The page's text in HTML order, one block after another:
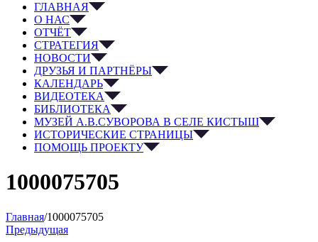
ГЛАВНАЯ
О НАС
ОТЧЁТ
СТРАТЕГИЯ
НОВОСТИ
ДРУЗЬЯ И ПАРТНЁРЫ
КАЛЕНДАРЬ
ВИДЕОТЕКА
БИБЛИОТЕКА
МУЗЕЙ А.В.СУВОРОВА В СЕЛЕ КИСТЫШ
ИСТОРИЧЕСКИЕ СТРАНИЦЫ
ПОМОЩЬ ПРОЕКТУ
1000075705
Главная/1000075705
Предыдущая